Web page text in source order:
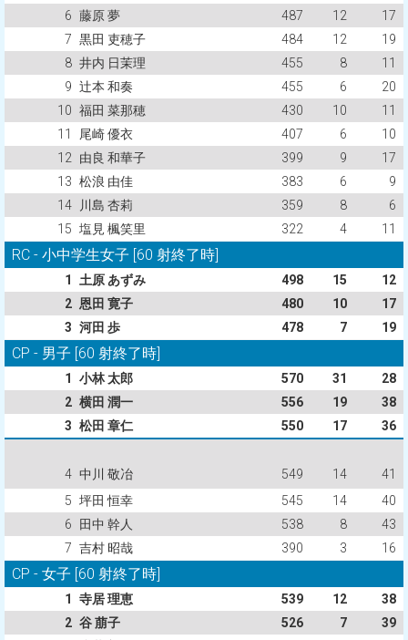
6 藤原 夢 487 12
17
7 黒田 吏穂子 484 12
19
8 井内 日茉理 455 8
11
9 辻本 和奏 455 6
20
10 福田 菜那穂 430 10
11
11
尾崎 優衣 407 6
10
12
由良 和華子 399 9
17
13 松浪 由佳 383 6
9
14
川島 杏莉 359 8
6
15 塩見 楓笑里 322 4 11
RC - 小中学生女子 [60 射終了時]
1 土原 あずみ 498 15
12
2 恩田 寛子 480 10
17
3 河田 歩 478 7 19
CP - 男子 [60 射終了時]
1 小林 太郎 570 31
28
2 横田 潤一 556 19
38
3 松田 章仁 550 17 36
4 中川 敬冶 549 14
41
5 坪田 恒幸 545 14
40
6
田中 幹人 538 8
43
7 吉村 昭哉 390 3 16
CP - 女子 [60 射終了時]
1 寺居 理恵 539 12
38
2 谷 萠子 526 7
39